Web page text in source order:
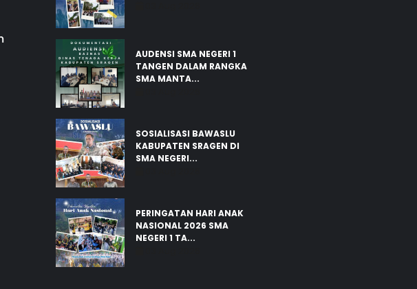
AUDENSI SMA NEGERI 1
TANGEN DALAM RANGKA
SMA MANTA...
SOSIALISASI BAWASLU
KABUPATEN SRAGEN DI
SMA NEGERI...
PERINGATAN HARI ANAK
NASIONAL 2026 SMA
NEGERI 1 TA...